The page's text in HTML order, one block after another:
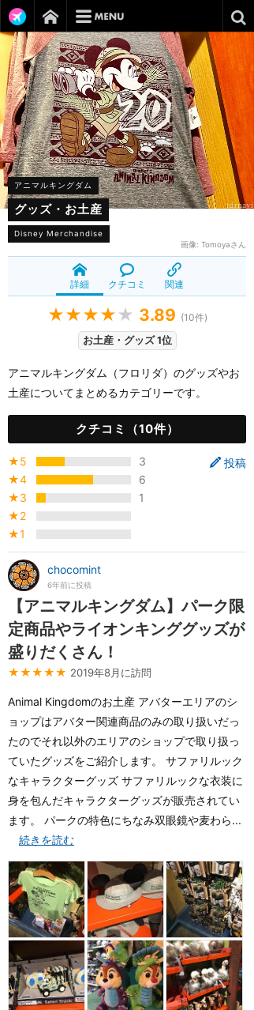
アニマルキングダム
グッズ・お土産
Disney Merchandise
画像: Tomoyaさん
詳細 クチコミ 関連
★★★★ ★ 3.89 (10件)
お土産・グッズ 1位
アニマルキングダム（フロリダ）のグッズやお
土産についてまとめるカテゴリーです。
クチコミ（10件）
投稿
★5
3
★4
6
★3
1
★2
★1
chocomint
6年前に投稿
【アニマルキングダム】パーク限
定商品やライオンキンググッズが
盛りだくさん！
★★★★★ 2019年8月に訪問
Animal Kingdomのお土産 アバターエリアのシ
ョップはアバター関連商品のみの取り扱いだっ
たのでそれ以外のエリアのショップで取り扱っ
ていたグッズをご紹介します。 サファリルック
なキャラクターグッズ サファリルックな衣装に
身を包んだキャラクターグッズが販売されてい
ます。 パークの特色にちなみ双眼鏡や麦わら...
続きを読む